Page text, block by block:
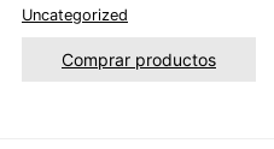
e
5
Uncategorized
Comprar productos